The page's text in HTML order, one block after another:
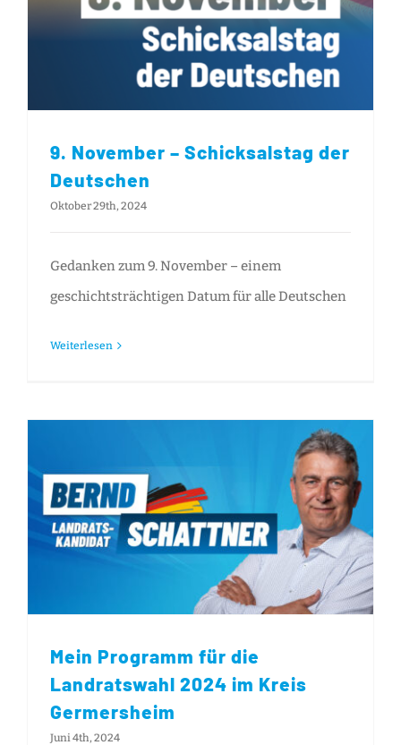
9. November – Schicksalstag der
Deutschen
Oktober 29th, 2024
Gedanken zum 9. November – einem
geschichtsträchtigen Datum für alle Deutschen
Weiterlesen
Mein Programm für die
Landratswahl 2024 im Kreis
Germersheim
Juni 4th, 2024